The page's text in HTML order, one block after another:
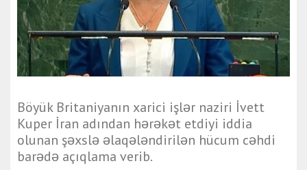
Böyük Britaniyanın xarici işlər naziri İvett
Kuper İran adından hərəkət etdiyi iddia
olunan şəxslə əlaqələndirilən hücum cəhdi
barədə açıqlama verib.